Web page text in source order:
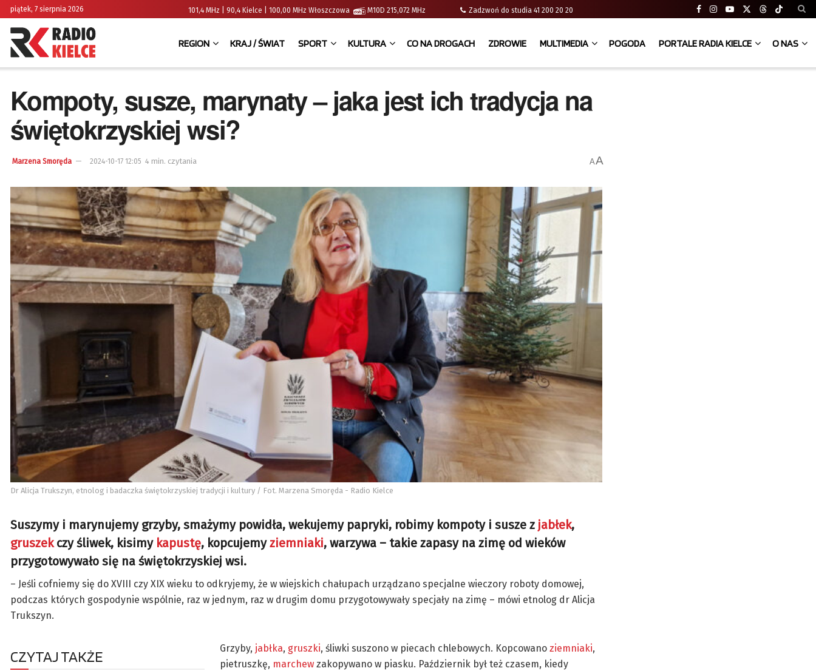
piątek, 7 sierpnia 2026 101,4 MHz | 90,4 Kielce | 100,00 MHz Włoszczowa M10D 215,072 MHz Zadzwoń do studia 41 200 20 20
REGION KRAJ / ŚWIAT SPORT KULTURA CO NA DROGACH ZDROWIE MULTIMEDIA POGODA PORTALE RADIA KIELCE O NAS
Kompoty, susze, marynaty – jaka jest ich tradycja na
świętokrzyskiej wsi?
Marzena Smoręda 2024-10-17 12:05 4 min. czytania AA
Dr Alicja Trukszyn, etnolog i badaczka świętokrzyskiej tradycji i kultury / Fot. Marzena Smoręda - Radio Kielce
Suszymy i marynujemy grzyby, smażymy powidła, wekujemy papryki, robimy kompoty i susze z jabłek,
gruszekczy śliwek, kisimy kapustę, kopcujemyziemniaki, warzywa – takie zapasy na zimę od wieków
przygotowywało się na świętokrzyskiej wsi.
– Jeśli cofniemy się do XVIII czy XIX wieku to odkryjemy, że w wiejskich chałupach urządzano specjalne wieczory roboty domowej,
podczas których gospodynie wspólnie, raz w jednym, raz w drugim domu przygotowywały specjały na zimę – mówi etnolog dr Alicja
Trukszyn.
CZYTAJ TAKŻE Grzyby, jabłka, gruszki, śliwki suszono w piecach chlebowych. Kopcowano ziemniaki,
pietruszkę, marchew zakopywano w piasku. Październik był też czasem, kiedy